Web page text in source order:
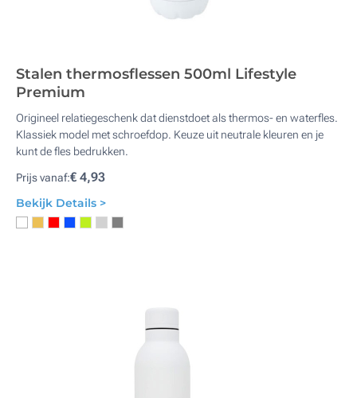
Stalen thermosflessen 500ml Lifestyle
Premium
Origineel relatiegeschenk dat dienstdoet als thermos- en waterfles.
Klassiek model met schroefdop. Keuze uit neutrale kleuren en je
kunt de fles bedrukken.
Prijs vanaf:€ 4,93
Bekijk Details >